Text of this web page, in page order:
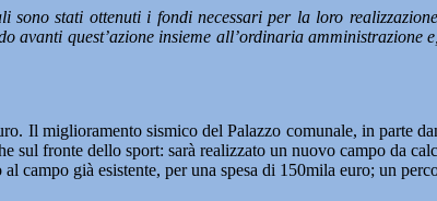
stati ottenuti i fondi necessari per la loro realizzazione
avanti quest’azione insieme all’ordinaria amministrazione
Il miglioramento sismico del Palazzo comunale, in parte
fronte dello sport: sarà realizzato un nuovo campo da
già esistente, per una spesa di 150mila euro; un